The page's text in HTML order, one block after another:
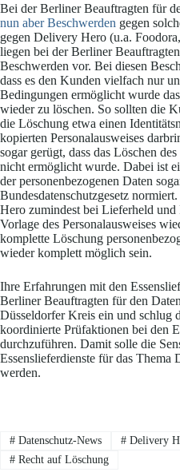
Bei der Berliner Beauftragten für
nun aber Beschwerden gegen
gegen Delivery Hero (u.a.
liegen bei der Berliner
Beschwerden vor. Bei diesen
dass es den Kunden vielfach nur
Bedingungen ermöglicht wurde
wieder zu löschen. So sollten die
die Löschung etwa einen
kopierten Personalausweises
sogar gerügt, dass das Löschen
nicht ermöglicht wurde. Dabei ist
der personenbezogenen Daten
Bundesdatenschutzgesetz
Hero zumindest bei Lieferheld
Vorlage des Personalausweises
komplette Löschung
wieder komplett möglich sein.
Ihre Erfahrungen mit den
Berliner Beauftragten für den
Düsseldorfer Kreis ein und schlug
koordinierte Prüfaktionen bei den
durchzuführen. Damit solle die
Essenslieferdienste für das Thema
werden.
#Datenschutz-News #Delivery
#Recht auf Löschung